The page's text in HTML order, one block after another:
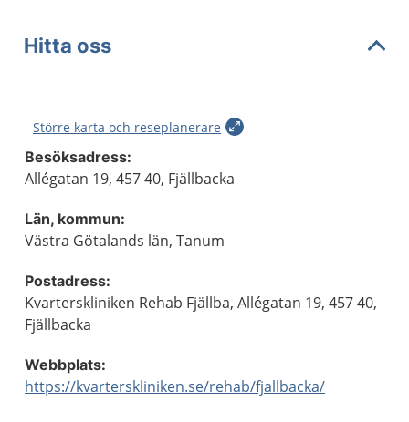
Hitta oss
Större karta och reseplanerare
Besöksadress:
Allégatan 19, 457 40, Fjällbacka
Län, kommun:
Västra Götalands län, Tanum
Postadress:
Kvarterskliniken Rehab Fjällba, Allégatan 19, 457 40,
Fjällbacka
Webbplats:
https://kvarterskliniken.se/rehab/fjallbacka/